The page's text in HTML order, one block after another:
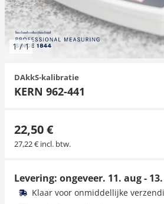
1/1
DAkkS-kalibratie
KERN 962-441
22,50 €
27,22 € incl. btw.
Levering: ongeveer. 11. aug -
Klaar voor onmiddellijke
Hangende weegschalen
Orgelschalen
Spannings- en
Videomicroscopen
Toepassingen voor experts
Suiker
Newton-gewichten
Geluidsniveaumeter
Overig